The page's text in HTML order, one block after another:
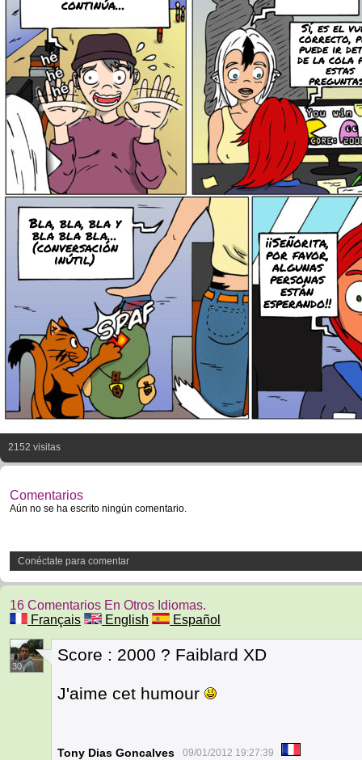
continúa...
Sí, es el
correcto,
puede ir
de la cola
estas
Bla, bla, bla y
bla bla bla...
(conversación
inútil)
¡¡Señorita,
por favor,
algunas
personas
están
esperando!!
2152 visitas
Comentarios
Aún no se ha escrito ningún comentario.
Conéctate para comentar
16 Comentarios En Otros Idiomas.
Français
English Español
30
Score : 2000 ? Faiblard XD
J'aime cet humour
Tony Dias Goncalves 09/01/2012 19:27:39